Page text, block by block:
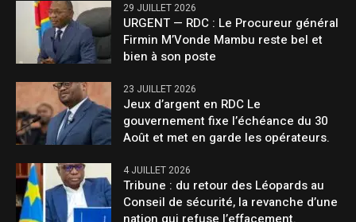
29 JUILLET 2026
URGENT — RDC : Le Procureur général
Firmin M’Vonde Mambu reste bel et
bien à son poste
23 JUILLET 2026
Jeux d’argent en RDC Le
gouvernement fixe l’échéance du 30
Août et met en garde les opérateurs.
4 JUILLET 2026
Tribune : du retour des Léopards au
Conseil de sécurité, la revanche d’une